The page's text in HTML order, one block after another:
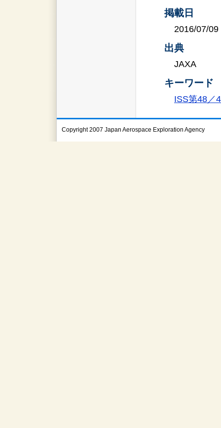
掲載日
2016/07/09
出典
JAXA
キーワード
ISS第48／
Copyright 2007 Japan Aerospace Exploration Agency